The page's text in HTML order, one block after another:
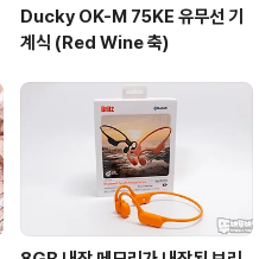
Ducky OK-M 75KE 유무선 기
계식 (Red Wine 축)